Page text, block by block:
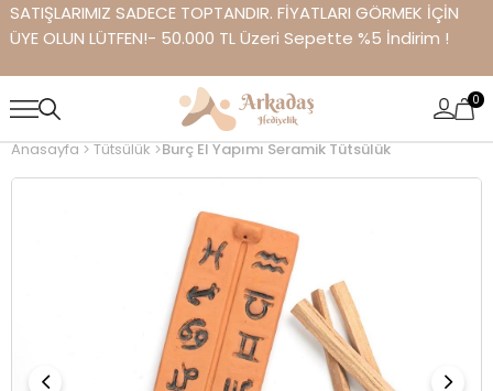
SATIŞLARIMIZ SADECE TOPTANDIR. FİYATLARI GÖRMEK İÇİN
ÜYE OLUN LÜTFEN!- 50.000 TL Üzeri Sepette %5 İndirim !
0
Anasayfa Tütsülük Burç El Yapımı Seramik Tütsülük